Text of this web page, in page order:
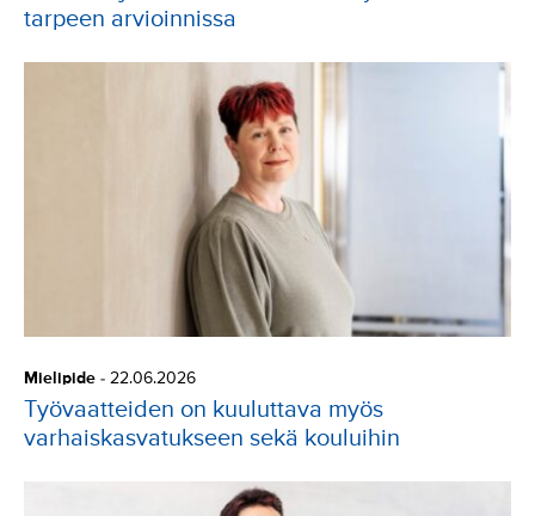
tarpeen arvioinnissa
Mielipide - 22.06.2026
Työvaatteiden on kuuluttava myös
varhaiskasvatukseen sekä kouluihin